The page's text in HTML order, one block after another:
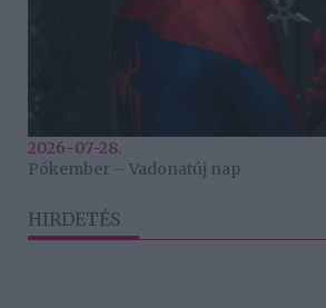
2026-07-28.
Pókember – Vadonatúj nap
HIRDETÉS